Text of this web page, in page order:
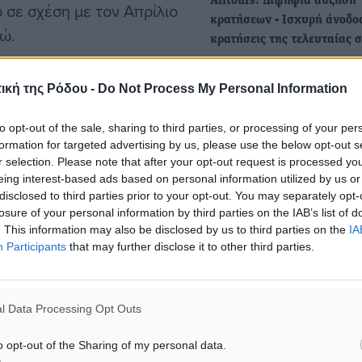
της Ρόδου - Do Not Process My Personal Information
opt-out of the sale, sharing to third parties, or processing of your
for targeted advertising by us, please use the below opt-out
selection. Please note that after your opt-out request is processed
interest-based ads based on personal information utilized by us
to third parties prior to your opt-out. You may separately
of your personal information by third parties on the IAB’s list of
This information may also be disclosed by us to third parties on the
Participants that may further disclose it to other third parties.
Data Processing Opt Outs
opt-out of the Sharing of my personal data.
σχέση με τον Απρίλιο
καθώς η μείωση των
όρους. Σε
14,1% (-6,6% σε
σε σταθερές τιμές).
χωρίς καύσιμα
2,6% σε σταθερές
μειώθηκαν κατά 2,9%
λόγω της βελτίωσης
υπηρεσιών, η
του πλεονάσματος του
κρατήσεων - Ισχυρή
κρατήσεις της τελευταίας
στιγμής (last minute) για τις
ΤτΕ: Πάνω από 18,7 δισ.
τουριστικές εισπράξεις στο
– Ποιοι προτίμησαν Ελλάδα
Πλεόνασμα 3.391,9 εκατ.
εμφάνισε -σύμφωνα με τα
προσωρινά στοιχεία της